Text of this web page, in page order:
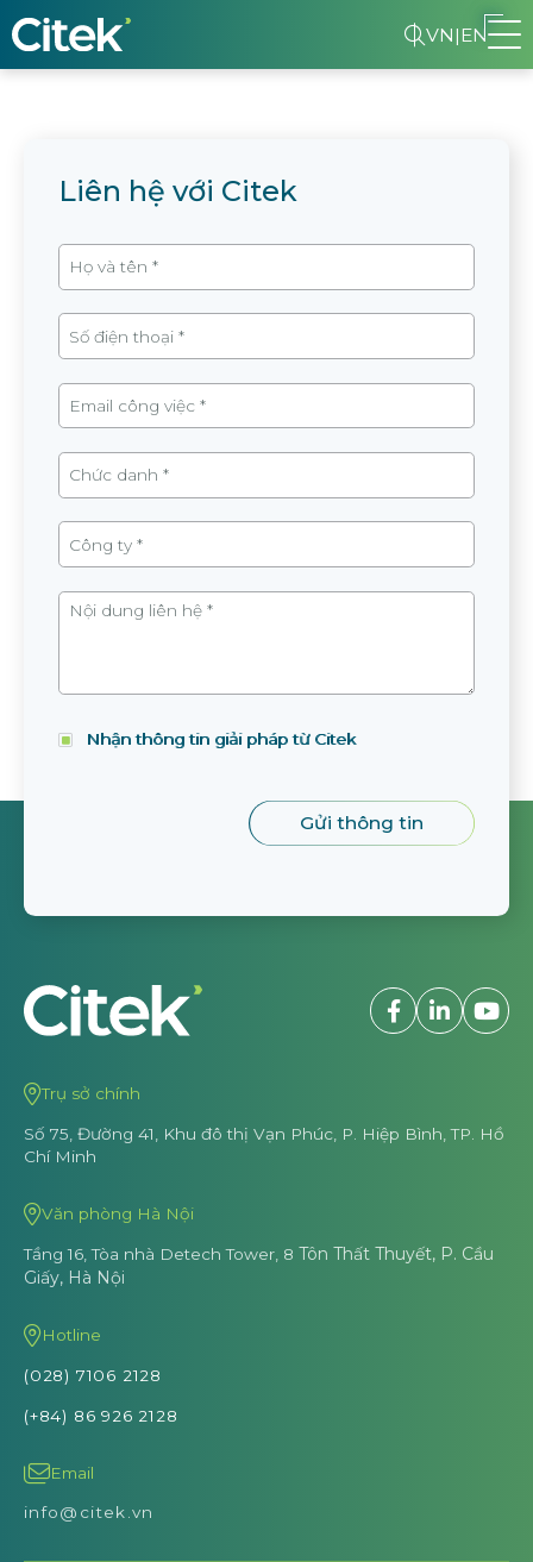
VN|EN
Liên hệ với Citek
Nhận thông tin giải pháp từ Citek
Trụ sở chính
Số 75, Đường 41, Khu đô thị Vạn Phúc, P. Hiệp Bình, TP. Hồ
Chí Minh
Văn phòng Hà Nội
Tầng 16, Tòa nhà Detech Tower, 8 Tôn Thất Thuyết, P. Cầu
Giấy, Hà Nội
Hotline
(028) 7106 2128
(+84) 86 926 2128
Email
info@citek.vn